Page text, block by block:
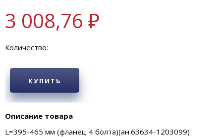
3 008,76 ₽
Количество:
КУПИТЬ
Описание товара
L=395-465 мм (фланец 4 болта)(ан.63634-1203099)